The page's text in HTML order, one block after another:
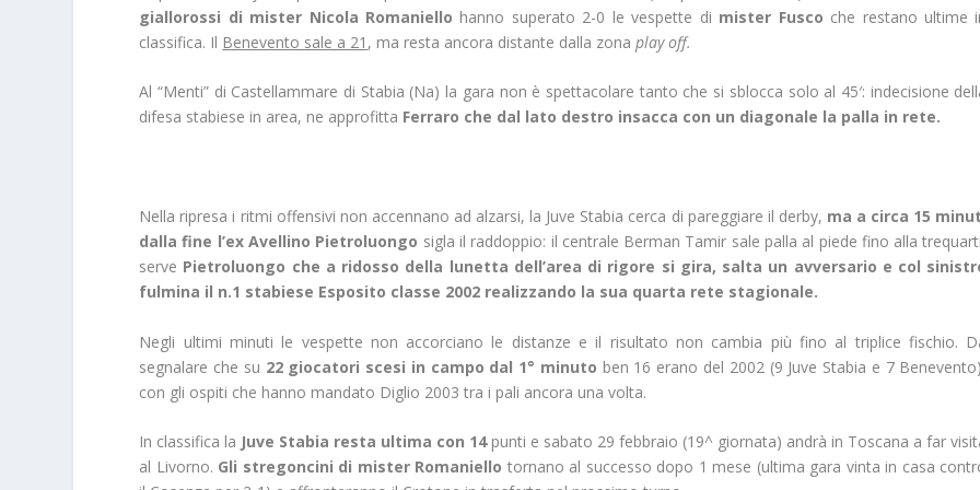
giallorossi di mister Nicola Romaniello hanno superato 2-0 le vespette di mister Fusco che restano ultime
classifica. Il Benevento sale a 21 , ma resta ancora distante dalla zona play off.
Al “Menti” di Castellammare di Stabia (Na) la gara non è spettacolare tanto che si sblocca solo al 45′: indecisione
difesa stabiese in area, ne approfitta Ferraro che dal lato destro insacca con un diagonale la palla in rete.
Nella ripresa i ritmi offensivi non accennano ad alzarsi, la Juve Stabia cerca di pareggiare il derby, ma a circa 15
dalla fine l’ex Avellino Pietroluongo sigla il raddoppio: il centrale Berman Tamir sale palla al piede fino alla
serve Pietroluongo che a ridosso della lunetta dell’area di rigore si gira, salta un avversario e col
fulmina il n.1 stabiese Esposito classe 2002 realizzando la sua quarta rete stagionale.
Negli ultimi minuti le vespette non accorciano le distanze e il risultato non cambia più fino al triplice fischio.
segnalare che su 22 giocatori scesi in campo dal 1° minuto ben 16 erano del 2002 (9 Juve Stabia e 7
con gli ospiti che hanno mandato Diglio 2003 tra i pali ancora una volta.
In classifica la Juve Stabia resta ultima con 14punti e sabato 29 febbraio (19^ giornata) andrà in Toscana a far
al Livorno. Gli stregoncini di mister Romaniello tornano al successo dopo 1 mese (ultima gara vinta in casa